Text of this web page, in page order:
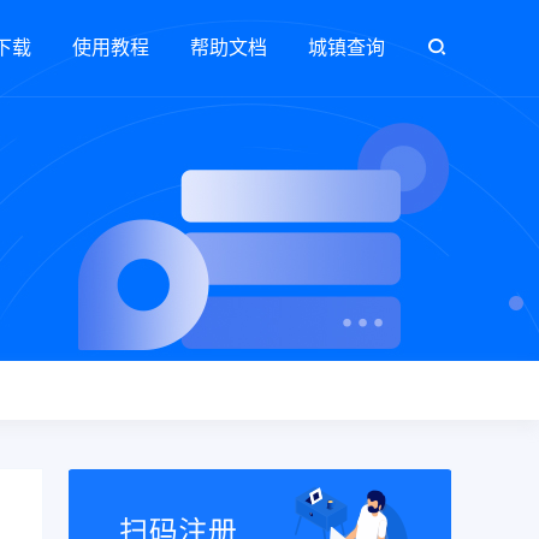
载 使用教程 帮助文档 城镇查询